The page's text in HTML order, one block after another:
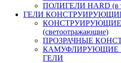
ПОЛИГЕЛИ HARD (в
ГЕЛИ
КОНСТРУИРУЮЩИЕ
(светоотражающие)
ПРОЗРАЧНЫЕ
КАМУФЛИРУЮЩИЕ
ГЕЛИ